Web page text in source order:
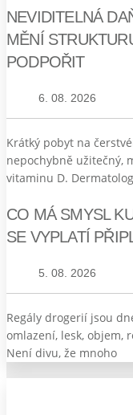
NEVIDITELNÁ
MĚNÍ
PODPOŘIT
6. 08. 2026
Krátký pobyt na
nepochybně užitečný,
vitaminu D.
CO MÁ SMYSL
SE VYPLATÍ
5. 08. 2026
Regály drogerií jsou
omlazení, lesk, objem,
Není divu, že mnoho